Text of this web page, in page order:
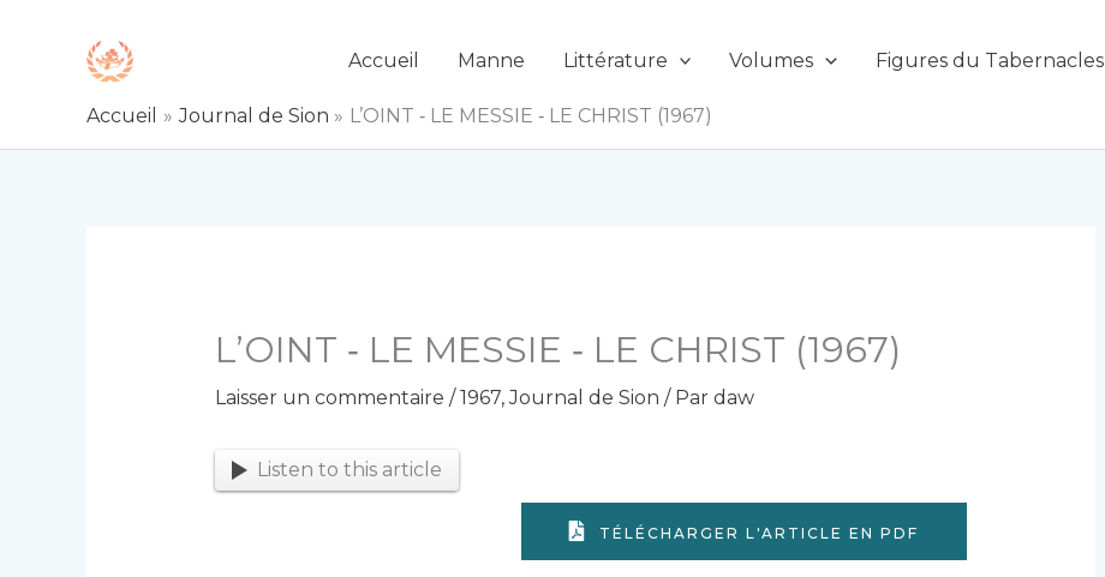
Accueil Manne Littérature Volumes Figures du Tabernacles
Accueil Journal de Sion L’OINT ‑ LE MESSIE ‑ LE CHRIST (1967)
L’OINT ‑ LE MESSIE ‑ LE CHRIST (1967)
Laisser un commentaire / 1967,Journal de Sion / Par daw
Listen to this article
TÉLÉCHARGER L'ARTICLE EN PDF